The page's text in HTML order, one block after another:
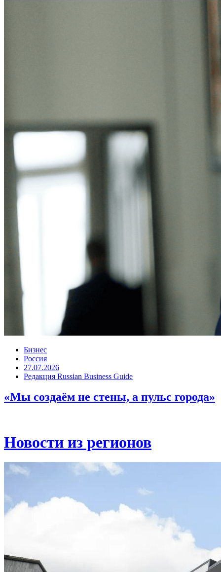
Бизнес
Россия
27.07.2026
Редакция Russian Business Guide
«Мы создаём не стены, а пульс города»
Новости из регионов